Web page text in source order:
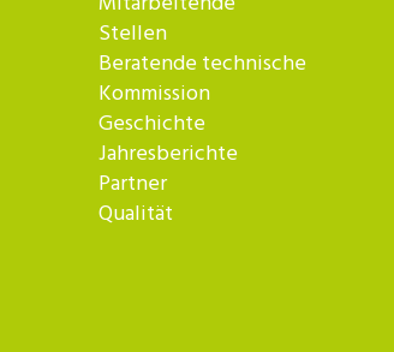
Stellen
Beratende technische
Kommission
Geschichte
Jahresberichte
Partner
Qualität